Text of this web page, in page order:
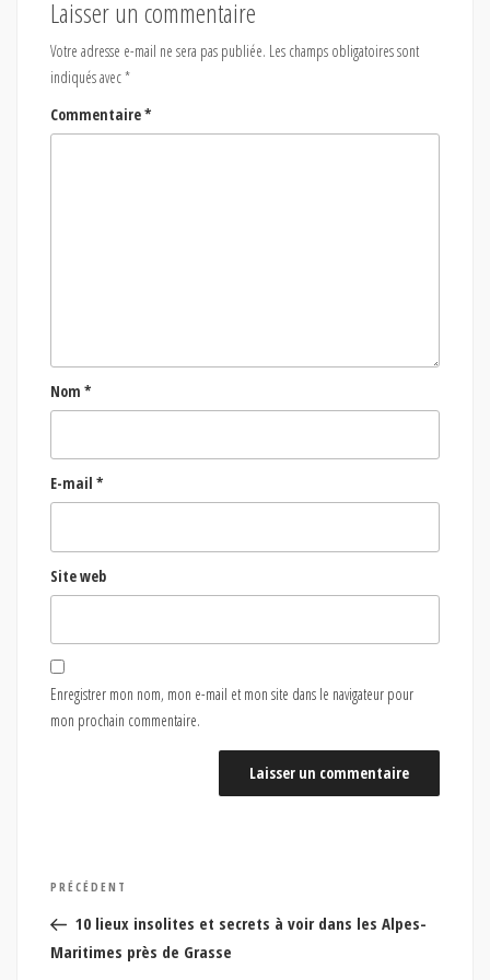
Laisser un commentaire
Votre adresse e-mail ne sera pas publiée. Les champs obligatoires sont
indiqués avec*
Commentaire*
Nom *
E-mail *
Site web
Enregistrer mon nom, mon e-mail et mon site dans le navigateur pour
mon prochain commentaire.
Navigation
de
l’article
Article
précédent
PRÉCÉDENT
10 lieux insolites et secrets à voir dans les Alpes-
Maritimes près de Grasse